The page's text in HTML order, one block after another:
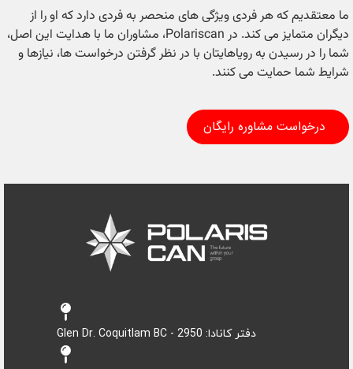
ما معتقدیم که هر فردی ویژگی های منحصر به فردی دارد که او را از
دیگران متمایز می کند. در Polariscan، مشاوران ما با هدایت این اصل،
شما را در رسیدن به رویاهایتان با در نظر گرفتن درخواست ها، نیازها و
شرایط شما حمایت می کنند.
درخواست مشاوره رایگان
دفتر کانادا: 2950 - Glen Dr. Coquitlam BC